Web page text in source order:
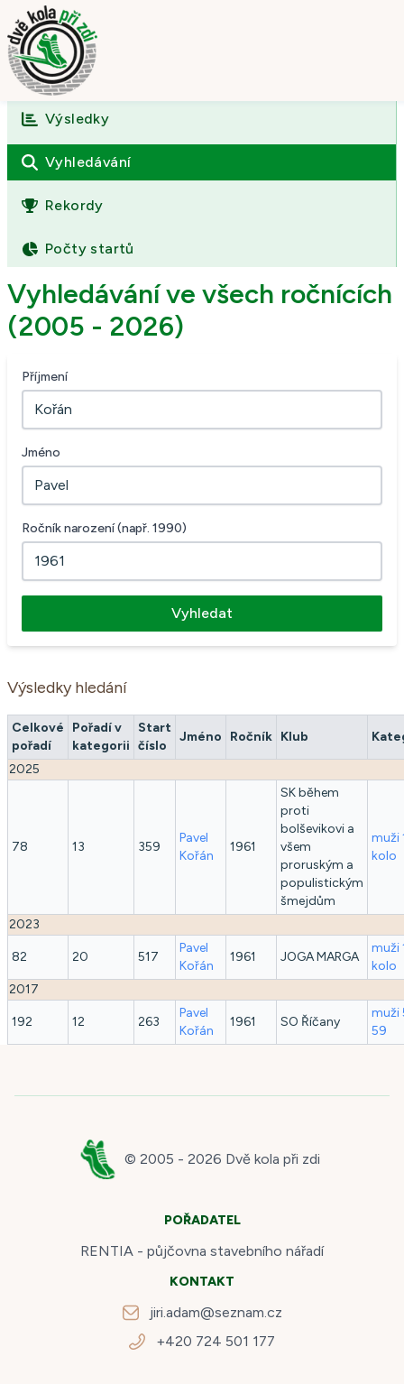
Úvod
O závodě
Výsledky
Fotogalerie
Kontakt
Výsledky
Vyhledávání
Rekordy
Počty startů
Vyhledávání ve všech ročnících
(2005 - 2026)
Příjmení
Jméno
Ročník narození (např. 1990)
Vyhledat
Výsledky hledání
Celkové
pořadí
Pořadí v
kategorii
Start
číslo
Jméno Ročník Klub
2025
78 13 359
Pavel
Kořán
1961
SK během
proti
bolševikovi a
všem
proruským a
populistickým
šmejdům
muži
kolo
2023
82 20 517
Pavel
Kořán
1961 JOGA MARGA
muži
kolo
2017
192 12 263
Pavel
Kořán
1961 SO Říčany
muži
59
© 2005 - 2026 Dvě kola při zdi
POŘADATEL
RENTIA - půjčovna stavebního nářadí
KONTAKT
jiri.adam@seznam.cz
+420 724 501 177